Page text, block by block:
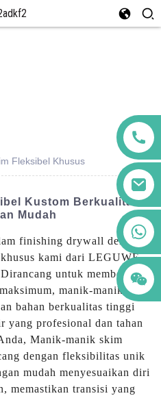
Fleksibel Khusus
Kustom Berkualitas
Mudah
finishing drywall dengan
kami dari LEGUWE
untuk memberikan
manik-manik skim
bahan berkualitas tinggi
yang profesional dan tahan
Manik-manik skim
dengan fleksibilitas unik
mudah menyesuaikan diri
memastikan transisi yang